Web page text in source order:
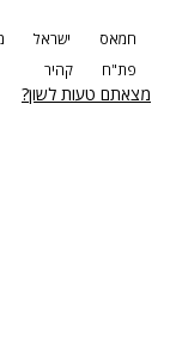
חמאס ישראל
פת"ח
קהיר
מצאתם טעות לשון?